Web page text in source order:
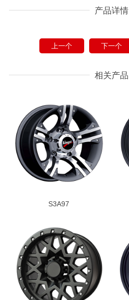
产品详情
上一个 下一个
相关产品
S3A97